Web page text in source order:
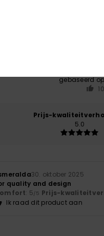
gebaseerd
Prijs-
5.0
30. oktober 2025
quality and design
: 5/5 Prijs-
Ik raad dit product aan